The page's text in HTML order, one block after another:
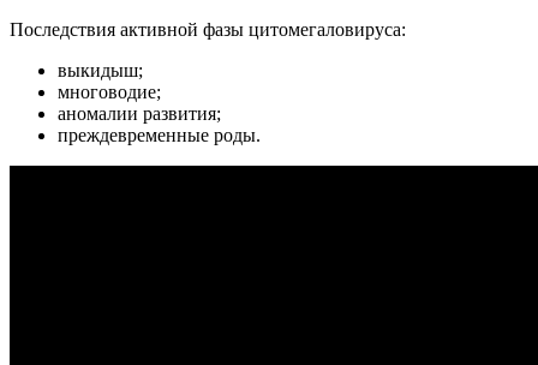
Последствия активной фазы цитомегаловируса:
выкидыш;
многоводие;
аномалии развития;
преждевременные роды.